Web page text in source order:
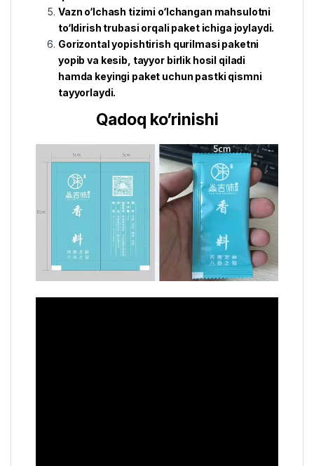
Vazn o‘lchash tizimi o‘lchangan mahsulotni
to‘ldirish trubasi orqali paket ichiga joylaydi.
Gorizontal yopishtirish qurilmasi paketni
yopib va kesib, tayyor birlik hosil qiladi
hamda keyingi paket uchun pastki qismni
tayyorlaydi.
Qadoq ko’rinishi